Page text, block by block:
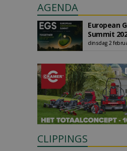
AGENDA
European
Summit
dinsdag 2
CLIPPINGS